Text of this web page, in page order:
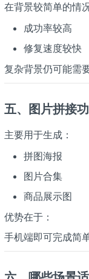
在背景较简单的情
成功率较高
修复速度较快
复杂背景仍可能需
五、图片拼接
主要用于生成：
拼图海报
图片合集
商品展示图
优势在于：
手机端即可完成简